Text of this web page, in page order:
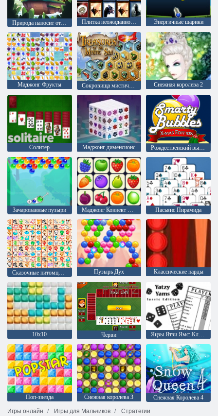
Плитка неожиданностей Энергичные шарики
Маджонг Фрукты Сокровища мистического моря Снежная королева 2
Солитер Mаджонг дименсионс Рождественский выпуск: Забавные пузыри
Зачарованные пузыри Маджонг Коннект Онет Пасьянс Пирамида
Пузырь Дух Классические нарды
10х10 Черви Яцзы Ятзи Ямс: Классическая версия
Поп-звезда Снежная королева 3
Снежная Королева 4
Игры онлайн
Игры для Мальчиков
Стратегии